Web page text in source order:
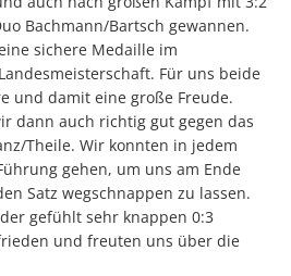
Bachmann/Bartsch gewannen.
sichere Medaille im
Für uns beide
und damit eine große Freude.
dann auch richtig gut gegen das
Theile. Wir konnten in jedem
gehen, um uns am Ende
Satz wegschnappen zu lassen.
gefühlt sehr knappen 0:3
und freuten uns über die